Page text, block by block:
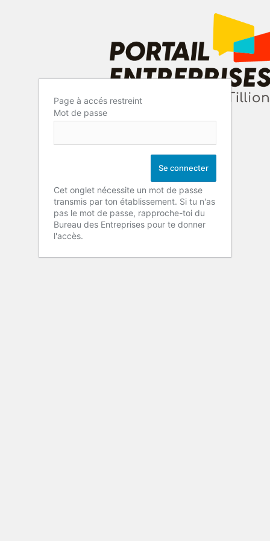
Page à accés restreint
Mot de passe
Cet onglet nécessite un mot de passe
transmis par ton établissement. Si tu n'as
pas le mot de passe, rapproche-toi du
Bureau des Entreprises pour te donner
l'accès.